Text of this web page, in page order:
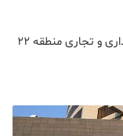
برای آشنایی با یکی از لوکس ترین پروژه های اداری و تجاری منطقه 22